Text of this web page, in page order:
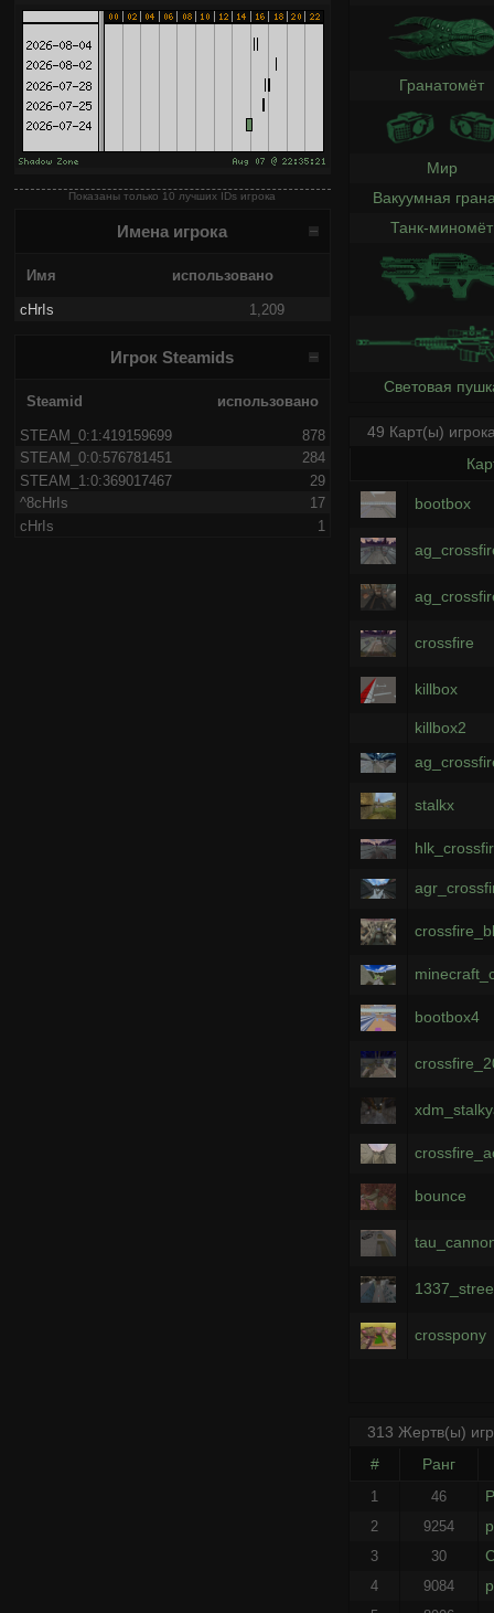
Показаны только 10 лучших IDs игрока
Имена игрока
Имя использовано
cHrIs 1,209
Игрок Steamids
Steamid использовано
STEAM_0:1:419159699
878
STEAM_0:0:576781451
284
STEAM_1:0:369017467
29
^8cHrIs
17
cHrIs
1
Гранатомёт
Мир
Вакуумная
Танк-миномёт
Световая
49 Карт(ы)
bootbox
crossfire
killbox
killbox2
stalkx
bootbox4
bounce
crosspony
313 Жертв(ы)
#
Ранг
1 46
2 9254
3 30
4 9084